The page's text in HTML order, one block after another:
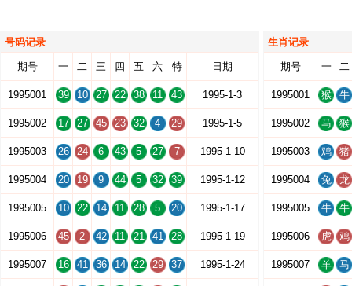
号码记录
期号 一 二 三 四 五 六 特 日期
1995001 39 10 27 22 38 11 43 1995-1-3
1995002 17 27 45 23 32 4 29 1995-1-5
1995003 26 24 6 43 5 27 7 1995-1-10
1995004 20 19 9 44 5 32 39 1995-1-12
1995005 10 22 14 11 28 5 20 1995-1-17
1995006 45 2 42 11 21 41 28 1995-1-19
1995007 16 41 36 14 22 29 37 1995-1-24
生肖记录
期号 一 二
1995001 猴 牛
1995002 马 猴
1995003 鸡 猪
1995004 兔 龙
1995005 牛 牛
1995006 虎 鸡
1995007 羊 马